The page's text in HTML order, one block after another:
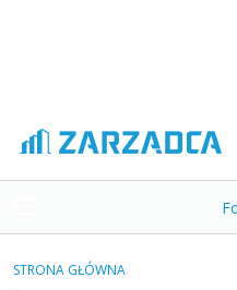
o
g
STRONA GŁÓWNA